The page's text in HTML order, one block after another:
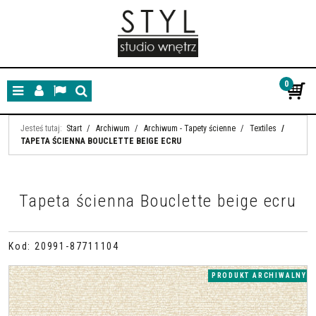
MenuPanelLangSzukaj
0
Jesteś tutaj: Start / Archiwum / Archiwum - Tapety ścienne / Textiles /
TAPETA ŚCIENNA BOUCLETTE BEIGE ECRU
Tapeta ścienna Bouclette beige ecru
Kod : 20991-87711104
PRODUKT ARCHIWALNY